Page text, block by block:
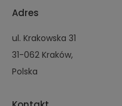
Adres
ul. Krakowska 31
31-062 Kraków,
Polska